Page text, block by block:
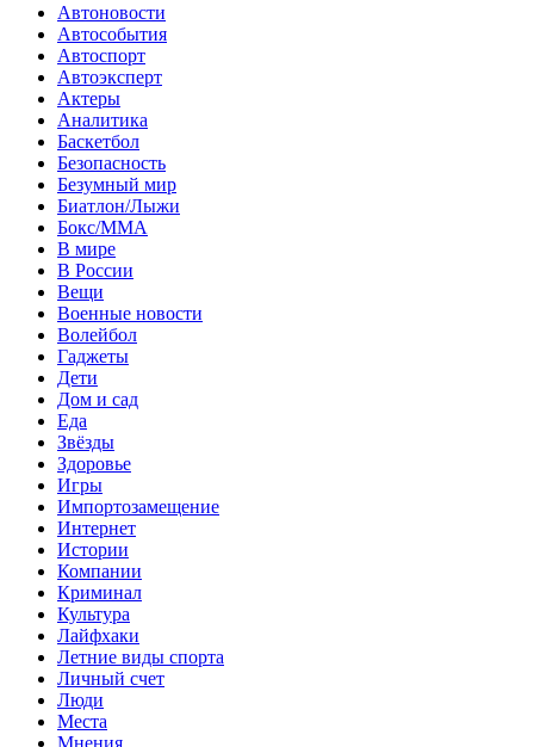
Автоновости
Автособытия
Автоспорт
Автоэксперт
Актеры
Аналитика
Баскетбол
Безопасность
Безумный мир
Биатлон/Лыжи
Бокс/MMA
В мире
В России
Вещи
Военные новости
Волейбол
Гаджеты
Дети
Дом и сад
Еда
Звёзды
Здоровье
Игры
Импортозамещение
Интернет
Истории
Компании
Криминал
Культура
Лайфхаки
Летние виды спорта
Личный счет
Люди
Места
Мнения